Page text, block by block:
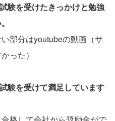
験を受けたきっかけと勉強
部分はyoutubeの動画（サ
った）
験を受けて満足しています